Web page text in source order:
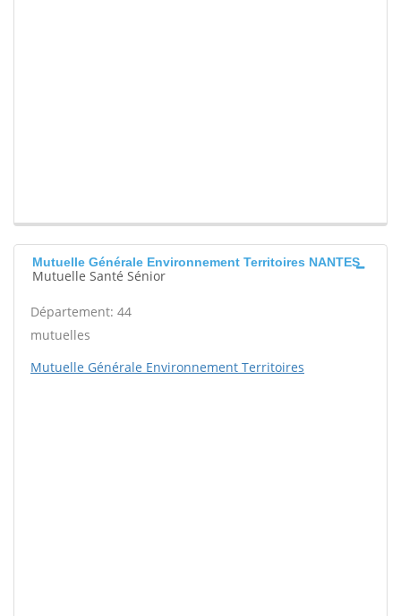
Mutuelle Générale Environnement Territoires NANTES
Mutuelle Santé Sénior
Département: 44
mutuelles
Mutuelle Générale Environnement Territoires